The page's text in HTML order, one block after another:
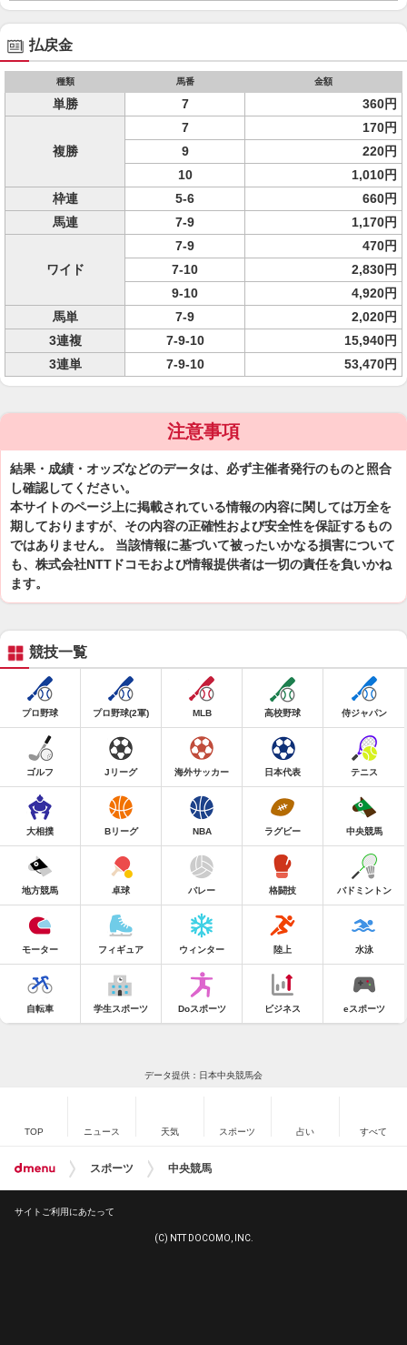
払戻金
種類 馬番 金額
単勝 7 360円
複勝
7
170円
9
220円
10
1,010円
枠連
5-6
660円
馬連
7-9 1,170円
ワイド
7-9
470円
7-10
2,830円
9-10
4,920円
馬単
7-9
2,020円
3連複
7-9-10
15,940円
3連単
7-9-10 53,470円
注意事項
結果・成績・オッズなどのデータは、必ず主催者発行のものと照合
し確認してください。
本サイトのページ上に掲載されている情報の内容に関しては万全を
期しておりますが、その内容の正確性および安全性を保証するもの
ではありません。 当該情報に基づいて被ったいかなる損害について
も、株式会社NTTドコモおよび情報提供者は一切の責任を負いかね
ます。
競技一覧
プロ野球 プロ野球(2軍) MLB 高校野球 侍ジャパン
ゴルフ Jリーグ 海外サッカー 日本代表 テニス
大相撲 Bリーグ NBA ラグビー 中央競馬
地方競馬 卓球 バレー 格闘技 バドミントン
モーター フィギュア ウィンター 陸上 水泳
自転車 学生スポーツ Doスポーツ ビジネス eスポーツ
データ提供：日本中央競馬会
TOP ニュース 天気 スポーツ 占い すべて
スポーツ 中央競馬
サイトご利用にあたって
(C) NTT DOCOMO, INC.